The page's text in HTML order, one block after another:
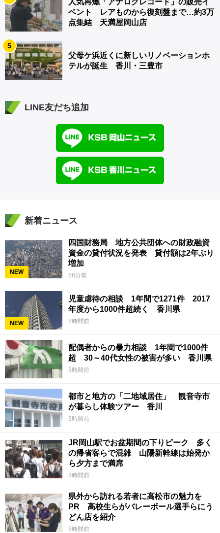
人気再燃「アナログレコード」の販売イ
ベント レアものから復刻盤まで…約3万
点集結 天満屋岡山店
5
父母ケ浜近くに新しいリノベーションホ
テルが誕生 香川・三豊市
LINE友だち追加
新着ニュース
NEW
四国財務局 地方公共団体への財政融資
資金の貸付状況を発表 貸付額は2年ぶり
増加
58分前
NEW
児童虐待の相談 1年間で1271件 2017
年度から1000件超続く 香川県
2時間前
配偶者からの暴力相談 1年間で1000件
超 30～40代女性の被害が多い 香川県
3時間前
都市と地方の「二地域居住」 観音寺市
が暮らし体験ツアー 香川
3時間前
JR岡山駅でお盆期間の下りピーク 多く
の帰省客らで混雑 山陽新幹線は始発か
ら夕方まで満席
3時間前
県外から訪れる若者に高松市の魅力を
PR 高校生らがバレーボール選手らにう
どん店を紹介
3時間前